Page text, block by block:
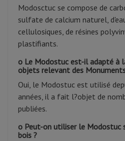
Modosctuc se compose de
sulfate de calcium naturel,
cellulosiques, de résines
plastifiants.
o Le Modostuc est-il adapté à
objets relevant des
Oui, le Modostuc est utilisé
années, il a fait l?objet de
publiées.
o Peut-on utiliser le Modostuc
bois ?